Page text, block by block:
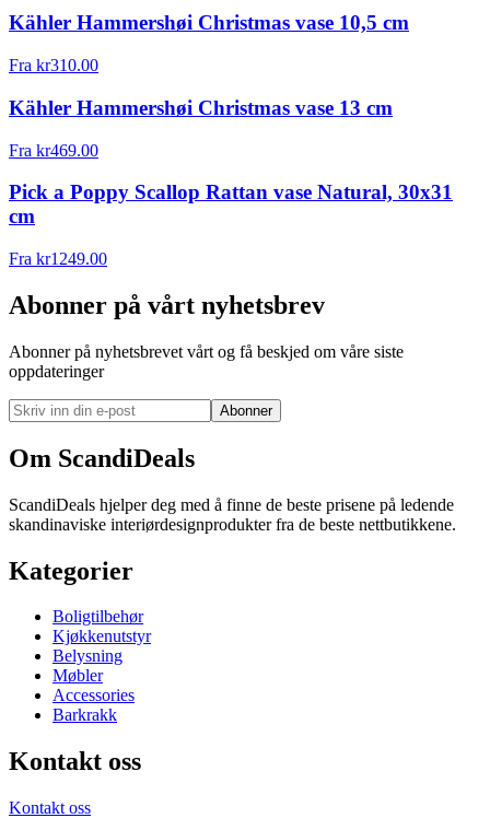
Kähler Hammershøi Christmas vase 10,5 cm
Fra kr310.00
Kähler Hammershøi Christmas vase 13 cm
Fra kr469.00
Pick a Poppy Scallop Rattan vase Natural, 30x31
cm
Fra kr1249.00
Abonner på vårt nyhetsbrev
Abonner på nyhetsbrevet vårt og få beskjed om våre siste
oppdateringer
Abonner
Om ScandiDeals
ScandiDeals hjelper deg med å finne de beste prisene på ledende
skandinaviske interiørdesignprodukter fra de beste nettbutikkene.
Kategorier
Boligtilbehør
Kjøkkenutstyr
Belysning
Møbler
Accessories
Barkrakk
Kontakt oss
Kontakt oss